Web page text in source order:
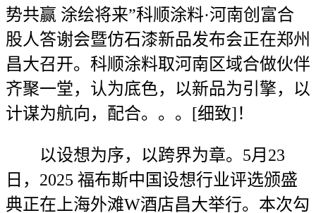
势共赢 涂绘将来”科顺涂料·河南创富合
股人答谢会暨仿石漆新品发布会正在郑州
昌大召开。科顺涂料取河南区域合做伙伴
齐聚一堂，认为底色，以新品为引擎，以
计谋为航向，配合。。。[细致]！
以设想为序，以跨界为章。5月23
日，2025 福布斯中国设想行业评选颁盛
典正在上海外滩W酒店昌大举行。本次勾